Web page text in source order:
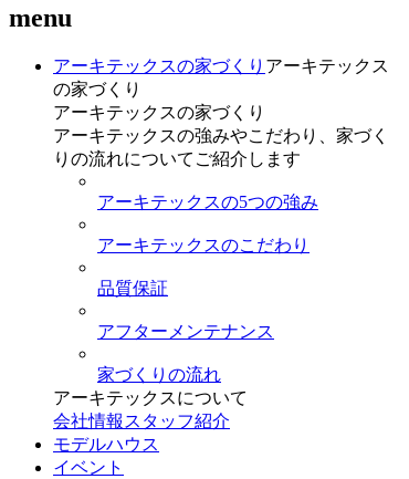
menu
アーキテックスの家づくり アーキテックス
の家づくり
アーキテックスの家づくり
アーキテックスの強みやこだわり、家づく
りの流れについてご紹介します
アーキテックスの5つの強み
アーキテックスのこだわり
品質保証
アフターメンテナンス
家づくりの流れ
アーキテックスについて
会社情報 スタッフ紹介
モデルハウス
イベント